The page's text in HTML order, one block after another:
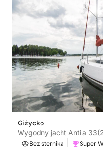
Giżycko
Wygodny jacht Antila 33
Bez sternika Super